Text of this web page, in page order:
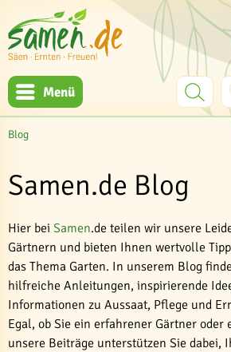
Menü
Blog
Samen.de Blog
Hier bei Samen.de teilen wir unsere
Gärtnern und bieten Ihnen wertvolle
das Thema Garten. In unserem Blog
hilfreiche Anleitungen, inspirierende
Informationen zu Aussaat, Pflege und
Egal, ob Sie ein erfahrener Gärtner oder
unsere Beiträge unterstützen Sie dabei,